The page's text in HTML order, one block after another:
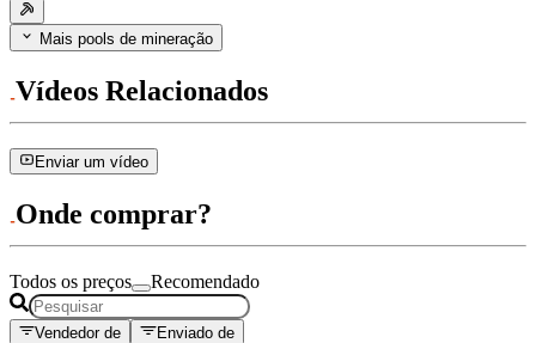
Mais pools de mineração
Vídeos Relacionados
Enviar um vídeo
Onde comprar?
Todos os preços Recomendado
Vendedor de Enviado de